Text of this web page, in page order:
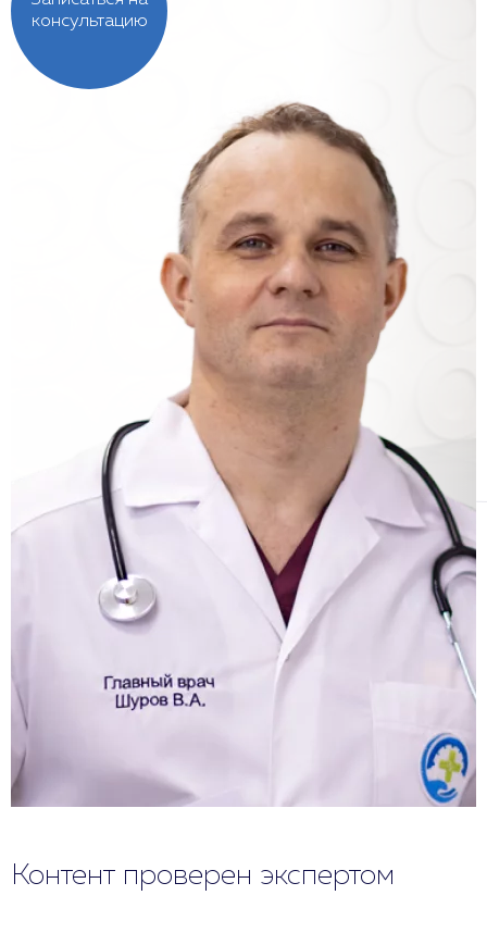
консультацию
Контент проверен экспертом